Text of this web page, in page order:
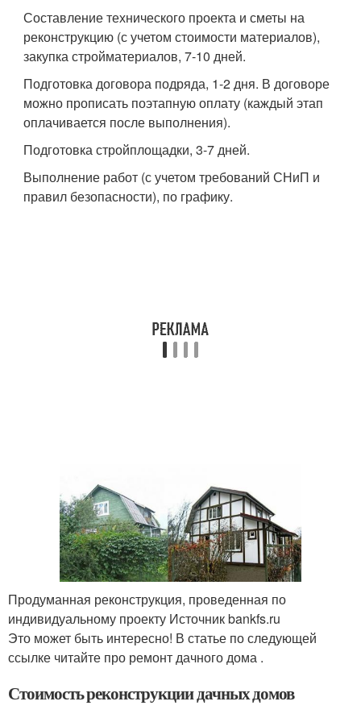
Составление технического проекта и сметы на
реконструкцию (с учетом стоимости материалов),
закупка стройматериалов, 7-10 дней.
Подготовка договора подряда, 1-2 дня. В договоре
можно прописать поэтапную оплату (каждый этап
оплачивается после выполнения).
Подготовка стройплощадки, 3-7 дней.
Выполнение работ (с учетом требований СНиП и
правил безопасности), по графику.
Продуманная реконструкция, проведенная по
индивидуальному проекту Источник bankfs.ru
Это может быть интересно! В статье по следующей
ссылке читайте про ремонт дачного дома .
Стоимость реконструкции дачных домов